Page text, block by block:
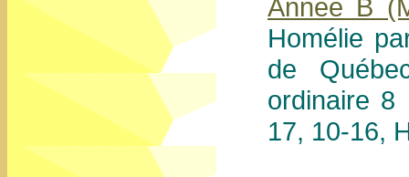
Année B
Homélie
de
ordinaire 8
17, 10-16,